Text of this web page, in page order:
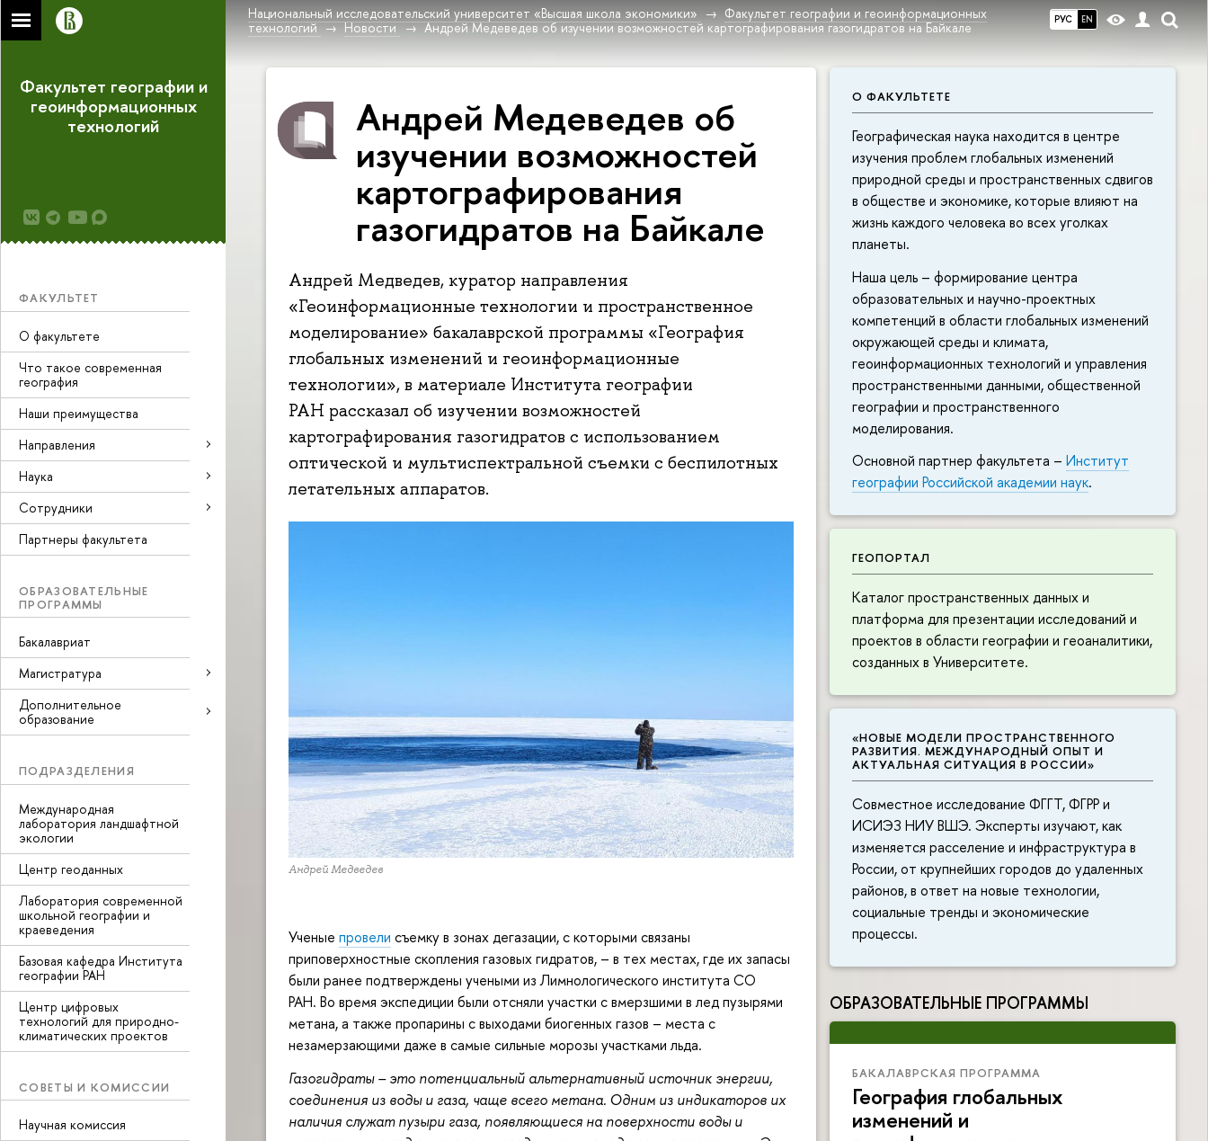
РУС EN
Национальный исследовательский университет «Высшая школа экономики»
Факультет географии и геоинформационных
технологий
Новости Андрей Медеведев об изучении возможностей картографирования газогидратов на Байкале
Факультет географии и
геоинформационных
технологий
ФАКУЛЬТЕТ
О факультете
Что такое современная
география
Наши преимущества
Направления
Наука
Cотрудники
Партнеры факультета
ОБРАЗОВАТЕЛЬНЫЕ
ПРОГРАММЫ
Бакалавриат
Магистратура
Дополнительное
образование
ПОДРАЗДЕЛЕНИЯ
Международная
лаборатория ландшафтной
экологии
Центр геоданных
Лаборатория современной
школьной географии и
краеведения
Базовая кафедра Института
географии РАН
Центр цифровых
технологий для природно-
климатических проектов
СОВЕТЫ И КОМИССИИ
Научная комиссия
О ФАКУЛЬТЕТЕ
Географическая наука находится в центре
изучения проблем глобальных изменений
природной среды и пространственных сдвигов
в обществе и экономике, которые влияют на
жизнь каждого человека во всех уголках
планеты.
Наша цель – формирование центра
образовательных и научно-проектных
компетенций в области глобальных изменений
окружающей среды и климата,
геоинформационных технологий и управления
пространственными данными, общественной
географии и пространственного
моделирования.
Основной партнер факультета – Институт
географии Российской академии наук.
ГЕОПОРТАЛ
Каталог пространственных данных и
платформа для презентации исследований и
проектов в области географии и геоаналитики,
созданных в Университете.
«НОВЫЕ МОДЕЛИ ПРОСТРАНСТВЕННОГО
РАЗВИТИЯ. МЕЖДУНАРОДНЫЙ ОПЫТ И
АКТУАЛЬНАЯ СИТУАЦИЯ В РОССИИ»
Совместное исследование ФГГТ, ФГРР и
ИСИЭЗ НИУ ВШЭ. Эксперты изучают, как
изменяется расселение и инфраструктура в
России, от крупнейших городов до удаленных
районов, в ответ на новые технологии,
социальные тренды и экономические
процессы.
ОБРАЗОВАТЕЛЬНЫЕ ПРОГРАММЫ
БАКАЛАВРСКАЯ ПРОГРАММА
География глобальных
изменений и
Андрей Медеведев об
изучении возможностей
картографирования
газогидратов на Байкале
Андрей Медведев, куратор направления
«Геоинформационные технологии и пространственное
моделирование» бакалаврской программы «География
глобальных изменений и геоинформационные
технологии», в материале Института географии
РАН рассказал об изучении возможностей
картографирования газогидратов с использованием
оптической и мультиспектральной съемки с беспилотных
летательных аппаратов.
Андрей Медведев
Ученые провели съемку в зонах дегазации, с которыми связаны
приповерхностные скопления газовых гидратов, – в тех местах, где их запасы
были ранее подтверждены учеными из Лимнологического института СО
РАН. Во время экспедиции были отсняли участки с вмерзшими в лед пузырями
метана, а также пропарины с выходами биогенных газов – места с
незамерзающими даже в самые сильные морозы участками льда.
Газогидраты – это потенциальный альтернативный источник энергии,
соединения из воды и газа, чаще всего метана. Одним из индикаторов их
наличия служат пузыри газа, появляющиеся на поверхности воды и